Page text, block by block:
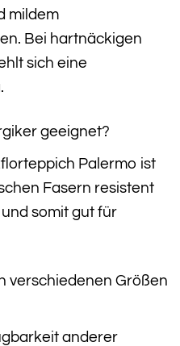
mildem
Bei hartnäckigen
sich eine
geeignet?
Palermo ist
Fasern resistent
somit gut für
verschiedenen Größen
anderer